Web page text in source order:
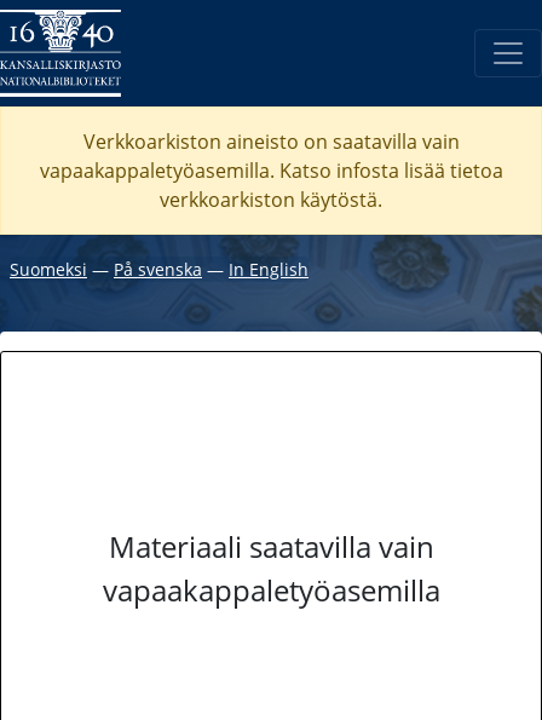
Verkkoarkiston aineisto on saatavilla vain
vapaakappaletyöasemilla. Katso infosta lisää tietoa
verkkoarkiston käytöstä.
Suomeksi ― På svenska ― In English
Materiaali saatavilla vain
vapaakappaletyöasemilla